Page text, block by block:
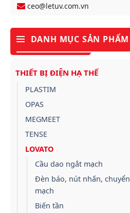
ceo@letuv.com.vn
DANH MỤC SẢN PHẨM
THIẾT BỊ ĐIỆN HẠ THẾ
PLASTIM
OPAS
MEGMEET
TENSE
LOVATO
Cầu dao ngắt mạch
Đèn báo, nút nhấn, chuyển
mạch
Biến tần